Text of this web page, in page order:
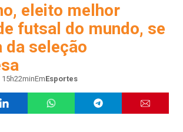
eleito melhor
futsal do mundo, se
da seleção
EmEsportes